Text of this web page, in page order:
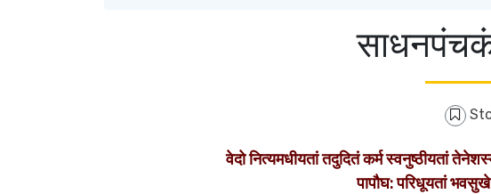
वेदो नित्यमधीयतां तदुदितं कर्म स्वनुष्ठीयतां
पापौघ: परिधूयतां